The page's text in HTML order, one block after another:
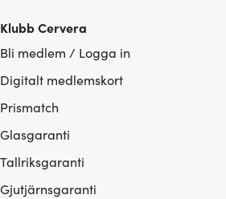
Klubb Cervera
Bli medlem / Logga in
Digitalt medlemskort
Prismatch
Glasgaranti
Tallriksgaranti
Gjutjärnsgaranti